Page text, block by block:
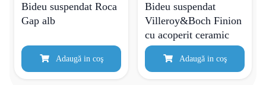
Bideu suspendat Roca
Gap alb
Adaugă in coş
Bideu suspendat
Villeroy&Boch Finion
cu acoperit ceramic
Adaugă in coş